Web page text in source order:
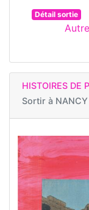
Détail sortie
HISTOIRES DE
Sortir à